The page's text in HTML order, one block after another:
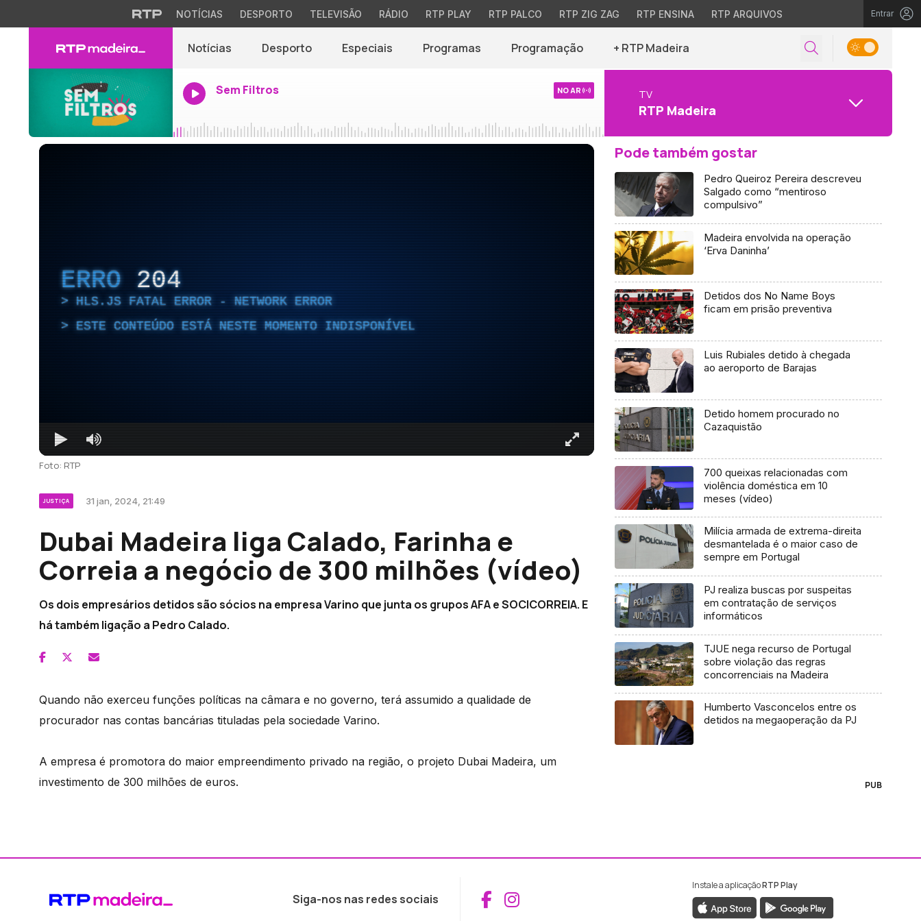
NOTÍCIAS DESPORTO TELEVISÃO RÁDIO RTP PLAY RTP PALCO RTP ZIG ZAG RTP ENSINA RTP ARQUIVOS Entrar
Notícias Desporto Especiais Programas Programação + RTP Madeira
Sem Filtros NO AR TV
RTP Madeira
ERRO 204
HLS.JS FATAL ERROR - NETWORK ERROR
ESTE CONTEÚDO ESTÁ NESTE MOMENTO INDISPONÍVEL
Foto: RTP
JUSTIÇA 31 jan, 2024, 21:49
Dubai Madeira liga Calado, Farinha e
Correia a negócio de 300 milhões (vídeo)
Os dois empresários detidos são sócios na empresa Varino que junta os grupos AFA e SOCICORREIA. E
há também ligação a Pedro Calado.
Quando não exerceu funções políticas na câmara e no governo, terá assumido a qualidade de
procurador nas contas bancárias tituladas pela sociedade Varino.
A empresa é promotora do maior empreendimento privado na região, o projeto Dubai Madeira, um
investimento de 300 milhões de euros.
Pode também gostar
Pedro Queiroz Pereira descreveu
Salgado como “mentiroso
compulsivo”
Madeira envolvida na operação
‘Erva Daninha’
Detidos dos No Name Boys
ficam em prisão preventiva
Luis Rubiales detido à chegada
ao aeroporto de Barajas
Detido homem procurado no
Cazaquistão
700 queixas relacionadas com
violência doméstica em 10
meses (vídeo)
Milícia armada de extrema-direita
desmantelada é o maior caso de
sempre em Portugal
PJ realiza buscas por suspeitas
em contratação de serviços
informáticos
TJUE nega recurso de Portugal
sobre violação das regras
concorrenciais na Madeira
Humberto Vasconcelos entre os
detidos na megaoperação da PJ
PUB
Siga-nos nas redes sociais Aceder ao Facebook da RTP Madeira
Aceder ao Instagram da RTP Madeira
Instale a aplicaçãoRTP Play